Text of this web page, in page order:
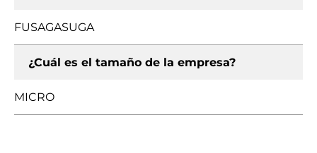
FUSAGASUGA
¿Cuál es el tamaño de la empresa?
MICRO